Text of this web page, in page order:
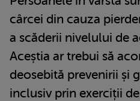
cârcei din cauza
a scăderii nivelului de
Aceștia ar trebui să
deosebită prevenirii și
inclusiv prin exerciții